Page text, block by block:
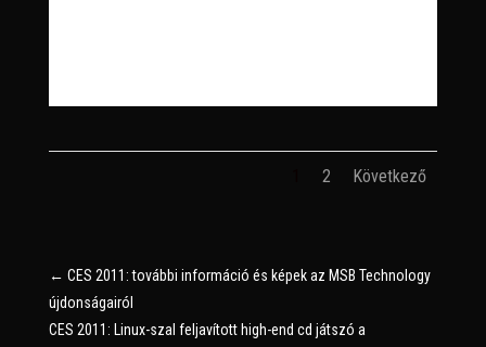
2 Következő
← CES 2011: további információ és képek az MSB Technology
újdonságairól
CES 2011: Linux-szal feljavított high-end cd játszó a